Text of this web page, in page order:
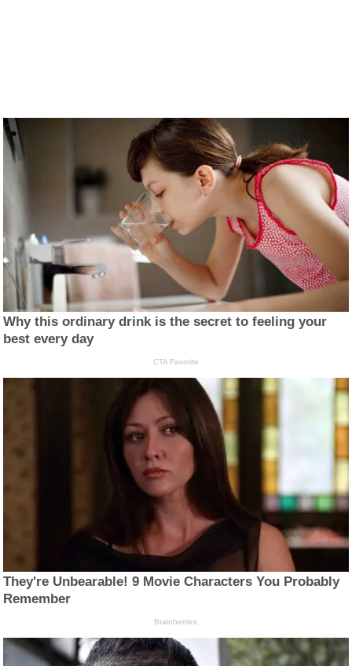
Why this ordinary drink is the secret to feeling your
best every day
CTA Favorite
They're Unbearable! 9 Movie Characters You Probably
Remember
Brainberries